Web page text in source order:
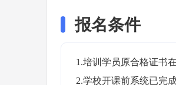
报名条件
1.培训学员原合格证书
2.学校开课前系统已完